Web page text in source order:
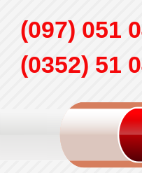
(097) 051
(0352) 51